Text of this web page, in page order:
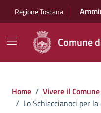
Regione Toscana
Comune
Home / Vivere il Comune
/ Lo Schiaccianoci per